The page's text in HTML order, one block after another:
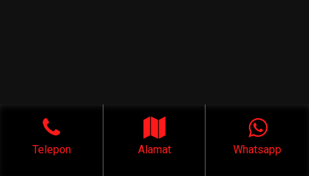
Telepon Alamat Whatsapp